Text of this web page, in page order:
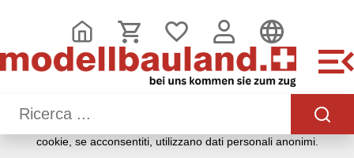
QUESTO SITO WEB UTILIZZA I COOKIE
Sul nostro sito web utilizziamo diversi cookie: alcuni sono
necessari per il corretto funzionamento del sito, altri
consentono di utilizzare più funzionalità, altri ancora ci
aiutano a comprendere meglio i nostri utenti. Ci aiutano
cookie, se acconsentiti, utilizzano dati personali anonimi.